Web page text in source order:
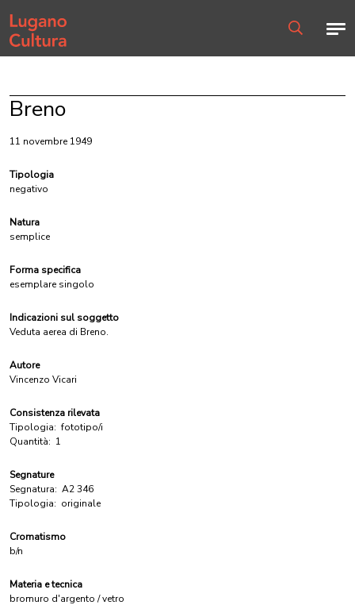
Home page
Breno
11 novembre 1949
Tipologia
negativo
Natura
semplice
Forma specifica
esemplare singolo
Indicazioni sul soggetto
Veduta aerea di Breno.
Autore
Vincenzo Vicari
Consistenza rilevata
Tipologia: fototipo/i
Quantità: 1
Segnature
Segnatura: A2 346
Tipologia: originale
Cromatismo
b/n
Materia e tecnica
bromuro d'argento / vetro